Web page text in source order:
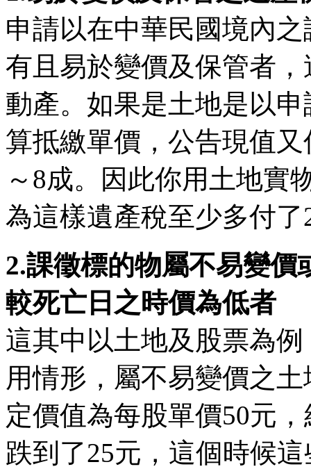
申請以在中華民國境內
有且易於變價及保管者
動產。如果是土地是以
算抵繳單價，公告現值
～8成。因此你用土地實
為這樣遺產稅至少多付了
2.課徵標的物屬不易變
較死亡日之時價為低者
這其中以土地及股票為
用情形，屬不易變價之
定價值為每股單價50元
跌到了25元，這個時候